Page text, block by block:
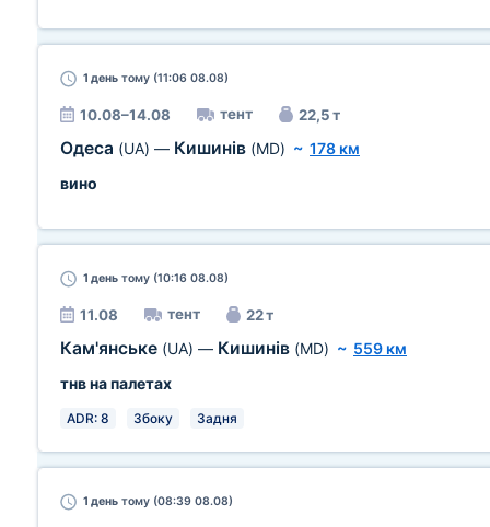
1 день тому (11:06 08.08)
10.08–14.08 тент 22,5 т
Одеса (UA) — Кишинів (MD) ~ 178 км
вино
1 день тому (10:16 08.08)
11.08 тент 22 т
Кам'янське (UA) — Кишинів (MD) ~ 559 км
тнв на палетах
ADR: 8 Збоку Задня
1 день тому (08:39 08.08)